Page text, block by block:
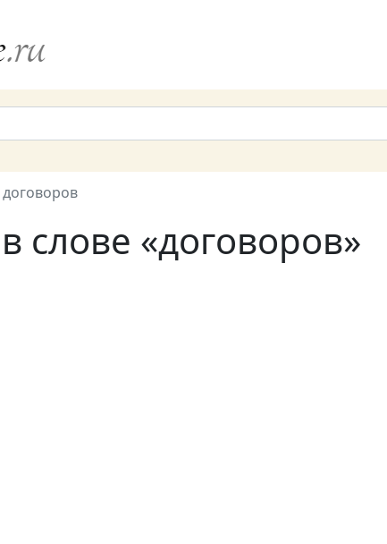
договоров
слове «договоров»